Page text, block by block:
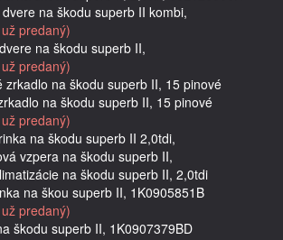
na škodu superb II kombi,
predaný)
na škodu superb II,
predaný)
zrkadlo na škodu superb II, 15 pinové
na škodu superb II, 15 pinové
predaný)
na škodu superb II 2,0tdi,
vzpera na škodu superb II,
na škodu superb II, 2,0tdi
na škou superb II, 1K0905851B
predaný)
škodu superb II, 1K0907379BD